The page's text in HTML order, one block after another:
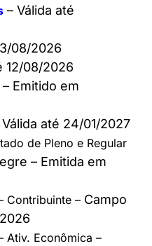
– Válida até
08/2026
12/08/2026
– Emitido em
Válida até 24/01/2027
de Pleno e Regular
– Emitida em
Contribuinte – Campo
Ativ. Econômica –